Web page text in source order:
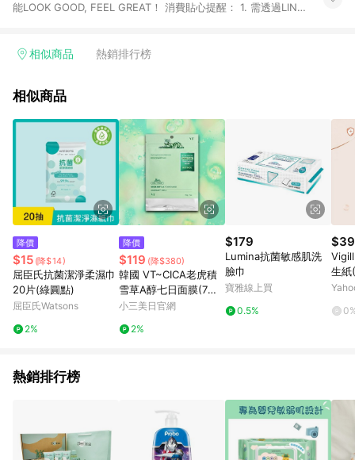
能LOOK GOOD, FEEL GREAT！ 消費貼心提醒： 1. 需透過LINE
下單，每筆交易前請確認有經過LINE購物跳轉頁才符合返點資
數將於廠商出貨後30天前後發送。5.屈臣氏保留365天訂單記
單資格確認。 6.欲透過APP導購跳轉前往活動頁之用戶，煩請更
新屈臣氏APP至版本26010.4.0。
相似商品 熱銷排行榜
相似商品
降價
$15 (降$14)
屈臣氏抗菌潔淨柔濕巾
20片(綠圓點)
屈臣氏Watsons
2%
降價
$119 (降$380)
韓國 VT~CICA老虎積
雪草A醇七日面膜(7片
入)
小三美日官網
2%
$179
Lumina抗菌敏感肌洗
臉巾
寶雅線上買
0.5%
$39
生紙
日】
沖馬
熱銷排行榜